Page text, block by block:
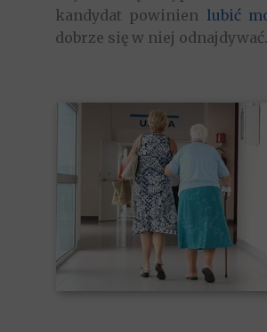
kandydat powinien lubić
dobrze się w niej odnajdywać.